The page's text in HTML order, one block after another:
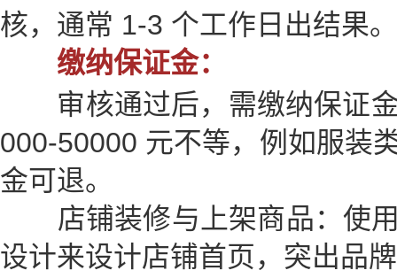
核，通常 1-3 个工作日出结果。
缴纳保证金：
审核通过后，需缴纳保证金
000-50000 元不等，例如服装
金可退。
店铺装修与上架商品：使用
设计来设计店铺首页，突出品